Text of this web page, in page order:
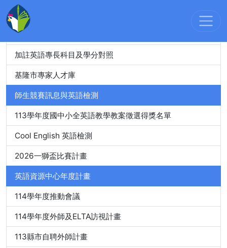
教師精進進修
教師英語檢測
加註英語專長科目及學分對照
基隆市專家人才庫
師生競賽訊息與英語檢測
113學年度國中小全英語教學教案徵選得獎名單
Cool English 英語檢測
2026一獅盃比賽計畫
英語資源中心年度計畫
114學年度推動會議
114學年度外師及ELTA訪視計畫
113縣市自聘外師計畫